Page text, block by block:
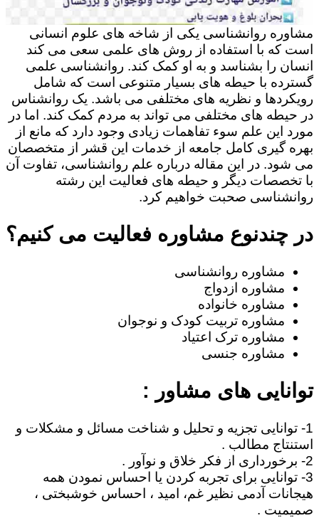
مشاوره روانشناسی یکی از شاخه های علوم انسانی
است که با استفاده از روش های علمی سعی می کند
انسان را بشناسد و به او کمک کند. روانشناسی علمی
گسترده با حیطه های بسیار متنوعی است که شامل
رویکردها و نظریه های مختلفی می باشد. یک روانشناس
در حیطه های مختلفی می تواند به مردم کمک کند. اما در
مورد این علم سوء تفاهمات زیادی وجود دارد که مانع از
بهره گیری کامل جامعه از خدمات این قشر از متخصصان
می شود. در این مقاله درباره علم روانشناسی، تفاوت آن
با تخصصات دیگر و حیطه های فعالیت این رشته
روانشناسی صحبت خواهیم کرد.
در چندنوع مشاوره فعالیت می کنیم؟
مشاوره روانشناسی
مشاوره ازدواج
مشاوره خانواده
مشاوره تربیت کودک و نوجوان
مشاوره ترک اعتیاد
مشاوره جنسی
توانایی های مشاور :
1- توانایی تجزیه و تحلیل و شناخت مسائل و مشکلات و
استنتاج مطالب .
2- برخورداری از فکر خلاق و نوآور .
3- توانایی برای تجربه کردن یا احساس نمودن همه
هیجانات آدمی نظیر غم، امید ، احساس خوشبختی ،
صمیمیت .